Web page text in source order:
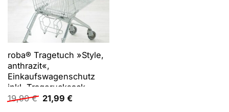
roba® Tragetuch »Style,
anthrazit«,
Einkaufswagenschutz
inkl. Tragerucksack
19,90€ Ursprünglicher
Preis
21,99 €Aktueller